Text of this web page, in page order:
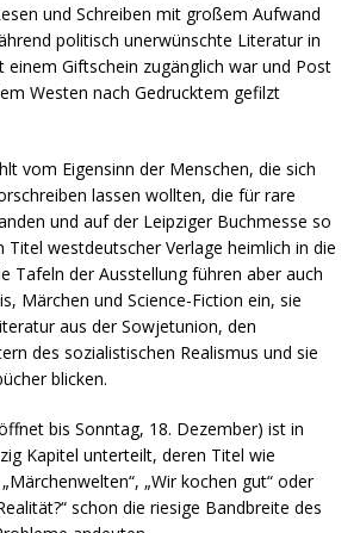
und Schreiben mit großem Aufwand
politisch unerwünschte Literatur in
einem Giftschein zugänglich war und Post
Westen nach Gedrucktem gefilzt
vom Eigensinn der Menschen, die sich
lassen wollten, die für rare
und auf der Leipziger Buchmesse so
Titel westdeutscher Verlage heimlich in die
Tafeln der Ausstellung führen aber auch
Märchen und Science-Fiction ein, sie
aus der Sowjetunion, den
des sozialistischen Realismus und sie
blicken.
bis Sonntag, 18. Dezember) ist in
Kapitel unterteilt, deren Titel wie
„Wir kochen gut“ oder
schon die riesige Bandbreite des